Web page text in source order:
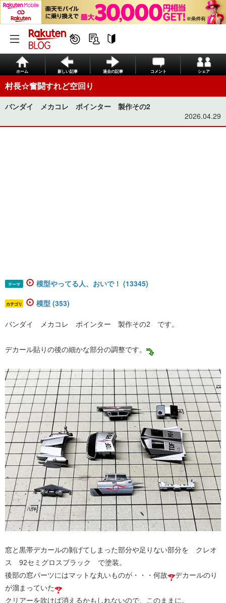
ホーム 新しい記事 過去の記事 コメント シェア
村長☆奮闘すれど空回り
バンダイ メカコレ ポインター 製作その2
2026.04.29
テーマ 模型やってる人、おいで！ (13345)
カテゴリ 模型 (353)
バンダイ メカコレ ポインター 製作その2 です。
デカール貼りの後の細かな部分の調整です。
窓と黒帯デカールの剝げてしまった部分や足りない部分を クレオ
ス 92セミグロスブラック で塗装。
後部の窓パーツにはマットな丸いものが・・・何故
デカールのり
が溜まっていた
クリアーを吹けば消えるかもしれないので、このままに。